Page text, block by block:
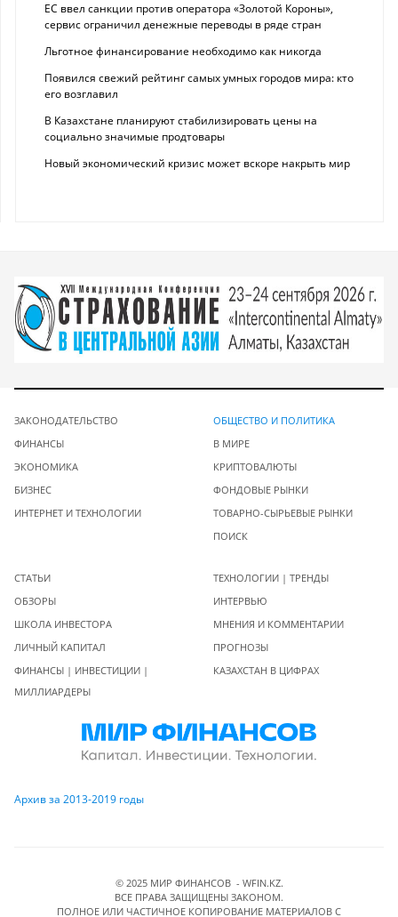
ЕС ввел санкции против оператора «Золотой Короны»,
сервис ограничил денежные переводы в ряде стран
Льготное финансирование необходимо как никогда
Появился свежий рейтинг самых умных городов мира: кто
его возглавил
В Казахстане планируют стабилизировать цены на
социально значимые продтовары
Новый экономический кризис может вскоре накрыть мир
ЗАКОНОДАТЕЛЬСТВО
ФИНАНСЫ
ЭКОНОМИКА
БИЗНЕС
ИНТЕРНЕТ И ТЕХНОЛОГИИ
ОБЩЕСТВО И ПОЛИТИКА
В МИРЕ
КРИПТОВАЛЮТЫ
ФОНДОВЫЕ РЫНКИ
ТОВАРНО-СЫРЬЕВЫЕ РЫНКИ
ПОИСК
СТАТЬИ
ОБЗОРЫ
ШКОЛА ИНВЕСТОРА
ЛИЧНЫЙ КАПИТАЛ
ФИНАНСЫ | ИНВЕСТИЦИИ |
МИЛЛИАРДЕРЫ
ТЕХНОЛОГИИ | ТРЕНДЫ
ИНТЕРВЬЮ
МНЕНИЯ И КОММЕНТАРИИ
ПРОГНОЗЫ
КАЗАХСТАН В ЦИФРАХ
Архив за 2013-2019 годы
© 2025 МИР ФИНАНСОВ - WFIN.KZ.
ВСЕ ПРАВА ЗАЩИЩЕНЫ ЗАКОНОМ.
ПОЛНОЕ ИЛИ ЧАСТИЧНОЕ КОПИРОВАНИЕ МАТЕРИАЛОВ C